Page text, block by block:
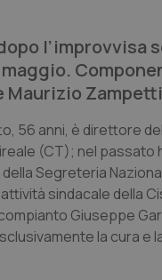
l’improvvisa
Maurizio
56 anni, è direttore
(CT); nel passato
Segreteria
sindacale della
Giuseppe
la cura e